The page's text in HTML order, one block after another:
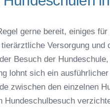
gerne bereit, einiges
Versorgung und
Besuch der
lohnt sich ein
zwischen den einzelnen
Hundeschulbesuch